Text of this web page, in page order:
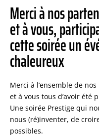
Merci à nos
et à vous,
cette soirée un
chaleureux
Merci à l’ensemble de
et à vous tous d’avoir été
Une soirée Prestige qui
nous (ré)inventer, de
possibles.